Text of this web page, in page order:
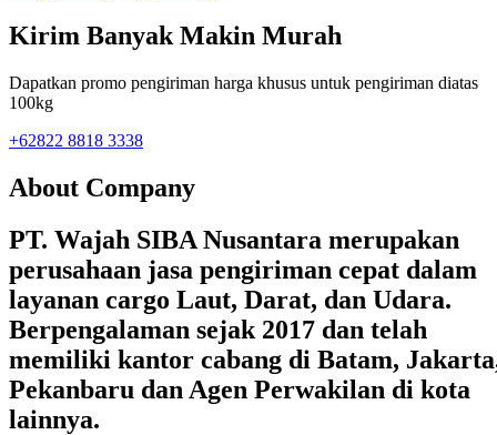
Kirim Banyak Makin Murah
Dapatkan promo pengiriman harga khusus untuk pengiriman diatas
100kg
+62822 8818 3338
About Company
PT. Wajah SIBA Nusantara merupakan
perusahaan jasa pengiriman cepat dalam
layanan cargo Laut, Darat, dan Udara.
Berpengalaman sejak 2017 dan telah
memiliki kantor cabang di Batam,
Pekanbaru dan Agen Perwakilan di kota
lainnya.